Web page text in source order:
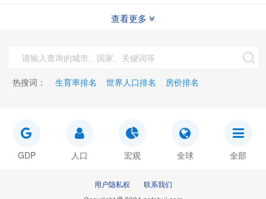
查看更多
热搜词： 生育率排名 世界人口排名 房价排名
GDP 人口 宏观 全球 全部
用户隐私权
联系我们